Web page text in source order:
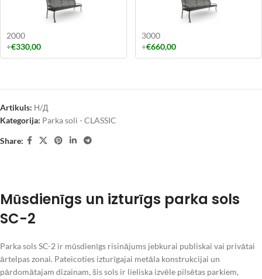
2000
+€330,00
3000
+€660,00
Artikuls: Н/Д
Kategorija: Parka soli - CLASSIC
Share:
Mūsdienīgs un izturīgs parka sols
SC-2
Parka sols SC-2 ir mūsdienīgs risinājums jebkurai publiskai vai privātai
ārtelpas zonai. Pateicoties izturīgajai metāla konstrukcijai un
pārdomātajam dizainam, šis sols ir lieliska izvēle pilsētas parkiem,